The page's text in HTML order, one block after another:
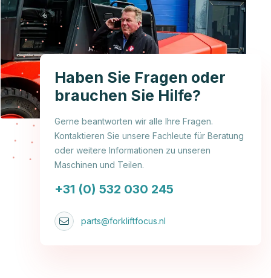
Haben Sie Fragen oder
brauchen Sie Hilfe?
Gerne beantworten wir alle Ihre Fragen.
Kontaktieren Sie unsere Fachleute für Beratung
oder weitere Informationen zu unseren
Maschinen und Teilen.
+31 (0) 532 030 245
parts@forkliftfocus.nl